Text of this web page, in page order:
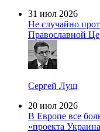
31 июл 2026
Не случайно
Православной
Сергей Лущ
20 июл 2026
В Европе все
«проекта